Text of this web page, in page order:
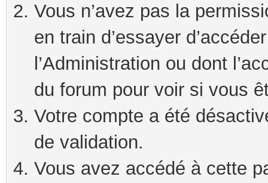
Vous n’avez pas la
en train d’essayer
l’Administration ou dont
du forum pour voir si vous
Votre compte a été
de validation.
Vous avez accédé à cette